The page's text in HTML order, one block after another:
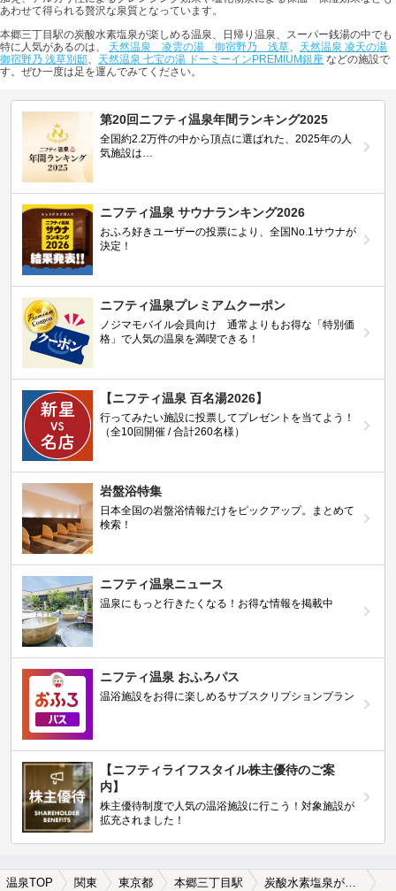
あわせて得られる贅沢な泉質となっています。
本郷三丁目駅の炭酸水素塩泉が楽しめる温泉、日帰り温泉、スーパー銭湯の中でも
特に人気があるのは、 天然温泉 凌雲の湯 御宿野乃 浅草、 天然温泉 凌天の湯
御宿野乃 浅草別邸、 天然温泉 七宝の湯 ドーミーインPREMIUM銀座 などの施設で
す。ぜひ一度は足を運んでみてください。
第20回ニフティ温泉年間ランキング2025
全国約2.2万件の中から頂点に選ばれた、2025年の人
気施設は…
ニフティ温泉 サウナランキング2026
おふろ好きユーザーの投票により、全国No.1サウナが
決定！
ニフティ温泉プレミアムクーポン
ノジマモバイル会員向け 通常よりもお得な「特別価
格」で人気の温泉を満喫できる！
【ニフティ温泉 百名湯2026】
行ってみたい施設に投票してプレゼントを当てよう！
（全10回開催 / 合計260名様）
岩盤浴特集
日本全国の岩盤浴情報だけをピックアップ。まとめて
検索！
ニフティ温泉ニュース
温泉にもっと行きたくなる！お得な情報を掲載中
ニフティ温泉 おふろパス
温浴施設をお得に楽しめるサブスクリプションプラン
【ニフティライフスタイル株主優待のご案
内】
株主優待制度で人気の温浴施設に行こう！対象施設が
拡充されました！
温泉TOP 関東 東京都 本郷三丁目駅 炭酸水素塩泉が楽しめる本郷三丁目駅近くの温泉、日帰り温泉、スーパー銭湯おすすめ